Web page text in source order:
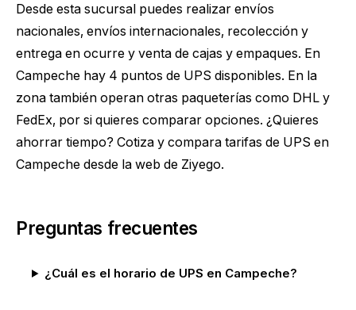
Desde esta sucursal puedes realizar envíos
nacionales, envíos internacionales, recolección y
entrega en ocurre y venta de cajas y empaques. En
Campeche hay 4 puntos de UPS disponibles. En la
zona también operan otras paqueterías como DHL y
FedEx, por si quieres comparar opciones. ¿Quieres
ahorrar tiempo? Cotiza y compara tarifas de UPS en
Campeche desde la web de Ziyego.
Preguntas frecuentes
¿Cuál es el horario de UPS en Campeche?